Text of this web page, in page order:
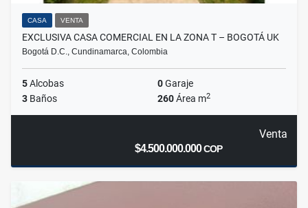
CASA VENTA
EXCLUSIVA CASA COMERCIAL EN LA ZONA T – BOGOTÁ UK
Bogotá D.C., Cundinamarca, Colombia
5Alcobas 0Garaje
3 Baños 260Área m2
Venta
$4.500.000.000COP